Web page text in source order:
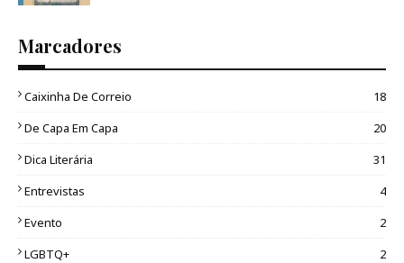
Marcadores
Caixinha De Correio
18
De Capa Em Capa
20
Dica Literária
31
Entrevistas
4
Evento
2
LGBTQ+
2